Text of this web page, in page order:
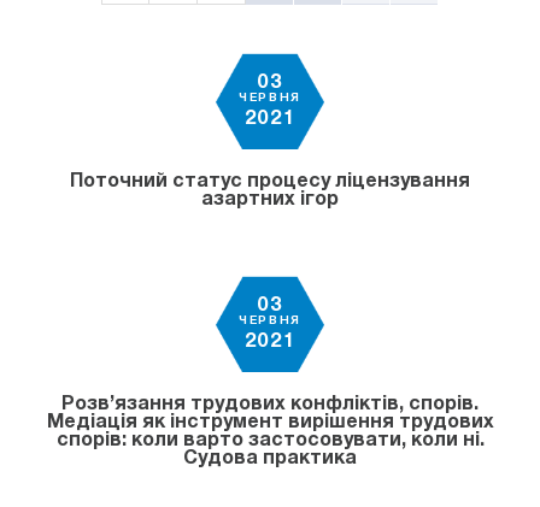
03
ЧЕРВНЯ
2021
Поточний статус процесу ліцензування
азартних ігор
03
ЧЕРВНЯ
2021
Розв’язання трудових конфліктів, спорів.
Медіація як інструмент вирішення трудових
спорів: коли варто застосовувати, коли ні.
Судова практика